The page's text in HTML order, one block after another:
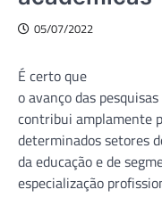
05/07/2022
É certo que
o avanço das
contribui amplamente
determinados setores
da educação e de
especialização